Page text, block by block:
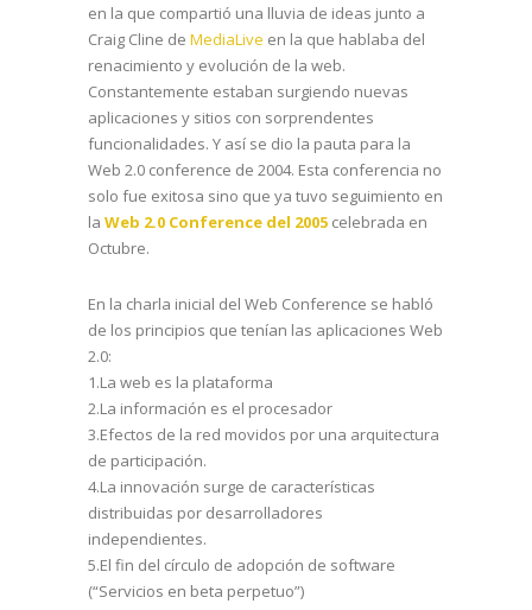
en la que compartió una lluvia de ideas junto a
Craig Cline de MediaLive en la que hablaba del
renacimiento y evolución de la web.
Constantemente estaban surgiendo nuevas
aplicaciones y sitios con sorprendentes
funcionalidades. Y así se dio la pauta para la
Web 2.0 conference de 2004. Esta conferencia no
solo fue exitosa sino que ya tuvo seguimiento en
la Web 2.0 Conference del 2005 celebrada en
Octubre.
En la charla inicial del Web Conference se habló
de los principios que tenían las aplicaciones Web
2.0:
1.La web es la plataforma
2.La información es el procesador
3.Efectos de la red movidos por una arquitectura
de participación.
4.La innovación surge de características
distribuidas por desarrolladores
independientes.
5.El fin del círculo de adopción de software
(“Servicios en beta perpetuo”)